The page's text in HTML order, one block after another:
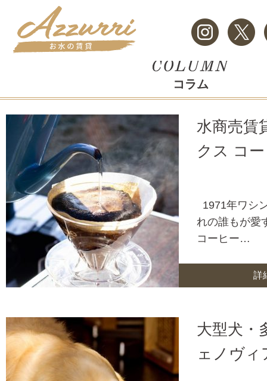
コラム
水商売賃
クス コ
1971年ワシ
れの誰もが愛
コーヒー…
詳
大型犬・
ェノヴ